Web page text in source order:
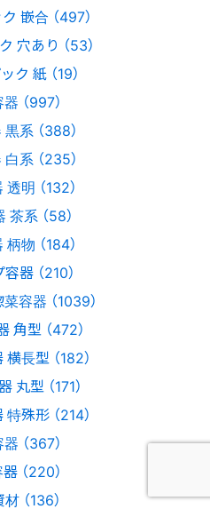
嵌合 （497）
穴あり （53）
ク 紙 （19）
（997）
系 （388）
系 （235）
明 （132）
系 （58）
物 （184）
器 （210）
容器 （1039）
角型 （472）
長型 （182）
丸型 （171）
殊形 （214）
（367）
（220）
（136）